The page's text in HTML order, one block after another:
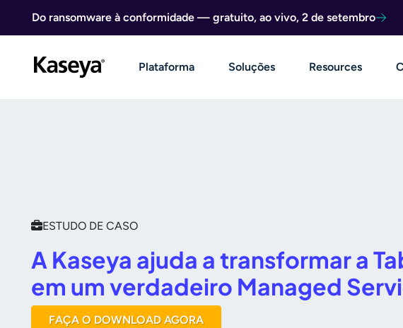
Do ransomware à conformidade — gratuito, ao vivo, 2 de setembro
Plataforma Soluções Resources
ESTUDO DE CASO
A Kaseya ajuda a transformar a
em um verdadeiro Managed
FAÇA O DOWNLOAD AGORA